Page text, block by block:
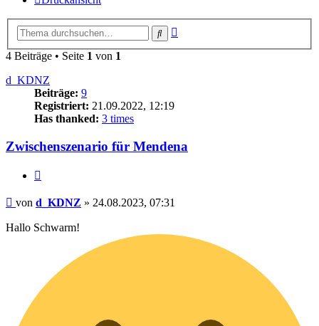
Suche
4 Beiträge • Seite 1 von 1
d_KDNZ
Beiträge: 9
Registriert: 21.09.2022, 12:19
Has thanked: 3 times
Zwischenszenario für Mendena
Beitrag
von d_KDNZ » 24.08.2023, 07:31
Hallo Schwarm!